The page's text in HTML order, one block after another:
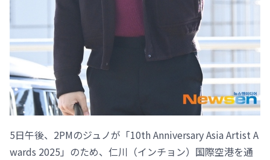
5日午後、2PMのジュノが「10th Anniversary Asia Artist A
wards 2025」のため、仁川（インチョン）国際空港を通